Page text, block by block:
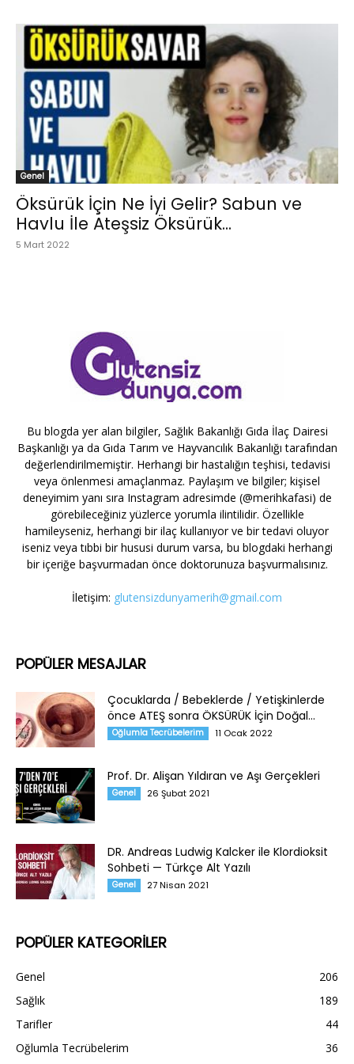
Genel
Öksürük İçin Ne İyi Gelir? Sabun ve
Havlu İle Ateşsiz Öksürük...
5 Mart 2022
Bu blogda yer alan bilgiler, Sağlık Bakanlığı Gıda İlaç Dairesi
Başkanlığı ya da Gıda Tarım ve Hayvancılık Bakanlığı tarafından
değerlendirilmemiştir. Herhangi bir hastalığın teşhisi, tedavisi
veya önlenmesi amaçlanmaz. Paylaşım ve bilgiler; kişisel
deneyimim yanı sıra Instagram adresimde (@merihkafasi) de
görebileceğiniz yüzlerce yorumla ilintilidir. Özellikle
hamileyseniz, herhangi bir ilaç kullanıyor ve bir tedavi oluyor
iseniz veya tıbbi bir hususi durum varsa, bu blogdaki herhangi
bir içeriğe başvurmadan önce doktorunuza başvurmalısınız.
İletişim: glutensizdunyamerih@gmail.com
POPÜLER MESAJLAR
Çocuklarda / Bebeklerde / Yetişkinlerde
önce ATEŞ sonra ÖKSÜRÜK İçin Doğal...
Oğlumla Tecrübelerim 11 Ocak 2022
Prof. Dr. Alişan Yıldıran ve Aşı Gerçekleri
Genel 26 Şubat 2021
DR. Andreas Ludwig Kalcker ile Klordioksit
Sohbeti — Türkçe Alt Yazılı
Genel 27 Nisan 2021
POPÜLER KATEGORİLER
Genel
206
Sağlık
189
Tarifler
44
Oğlumla Tecrübelerim
36